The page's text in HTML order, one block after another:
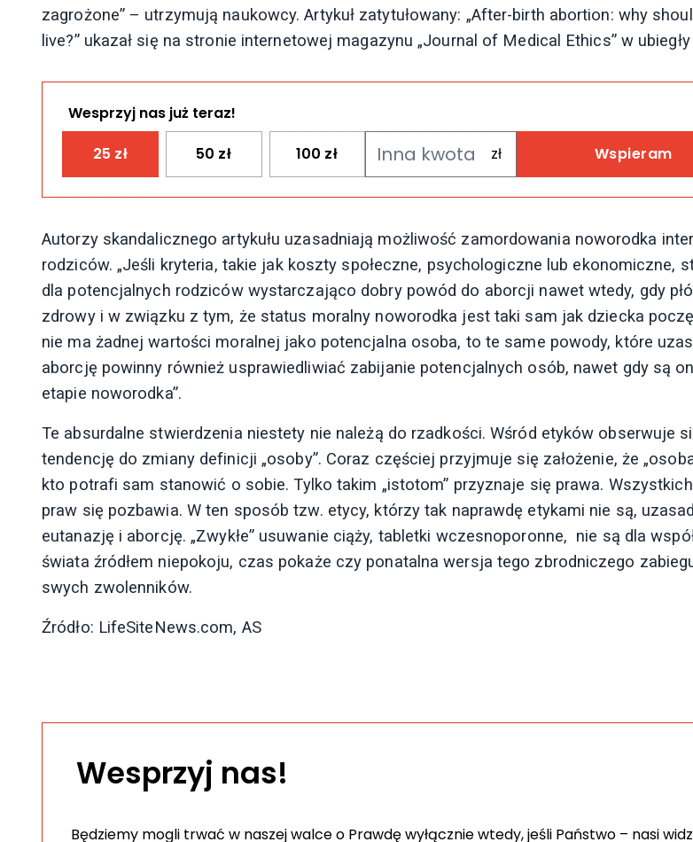
zagrożone” – utrzymują naukowcy. Artykuł zatytułowany: „After-birth abortion: why
live?” ukazał się na stronie internetowej magazynu „Journal of Medical Ethics” w
Wesprzyj nas już teraz!
25 zł 50 zł 100 zł Wspieram
Autorzy skandalicznego artykułu uzasadniają możliwość zamordowania noworodka
rodziców. „Jeśli kryteria, takie jak koszty społeczne, psychologiczne lub ekonomiczne,
dla potencjalnych rodziców wystarczająco dobry powód do aborcji nawet wtedy, gdy
zdrowy i w związku z tym, że status moralny noworodka jest taki sam jak dziecka
nie ma żadnej wartości moralnej jako potencjalna osoba, to te same powody, które
aborcję powinny również usprawiedliwiać zabijanie potencjalnych osób, nawet gdy są
etapie noworodka”.
Te absurdalne stwierdzenia niestety nie należą do rzadkości. Wśród etyków obserwuje
tendencję do zmiany definicji „osoby”. Coraz częściej przyjmuje się założenie, że
kto potrafi sam stanowić o sobie. Tylko takim „istotom” przyznaje się prawa.
praw się pozbawia. W ten sposób tzw. etycy, którzy tak naprawdę etykami nie są,
eutanazję i aborcję. „Zwykłe” usuwanie ciąży, tabletki wczesnoporonne, nie są dla
świata źródłem niepokoju, czas pokaże czy ponatalna wersja tego zbrodniczego
swych zwolenników.
Źródło: LifeSiteNews.com, AS
Wesprzyj nas!
Będziemy mogli trwać w naszej walce o Prawdę wyłącznie wtedy, jeśli Państwo – nasi